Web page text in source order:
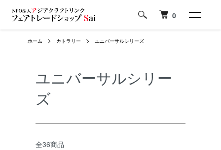
0
ホーム カトラリー ユニバーサルシリーズ
ユニバーサルシリー
ズ
全36商品